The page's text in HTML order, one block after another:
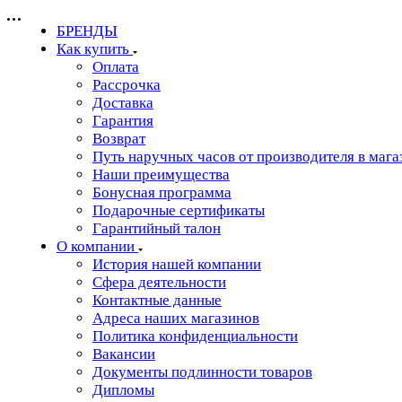
БРЕНДЫ
Как купить
Оплата
Рассрочка
Доставка
Гарантия
Возврат
Путь наручных часов от производителя в
Наши преимущества
Бонусная программа
Подарочные сертификаты
Гарантийный талон
О компании
История нашей компании
Сфера деятельности
Контактные данные
Адреса наших магазинов
Политика конфиденциальности
Вакансии
Документы подлинности товаров
Дипломы